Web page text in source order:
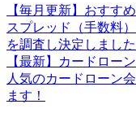
【毎月更新】おすす
スプレッド（手数料
を調査し決定しました
【最新】カードロー
人気のカードローン
ます！